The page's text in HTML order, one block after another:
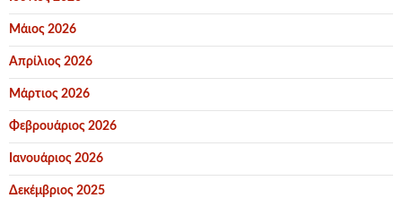
Μάιος 2026
Απρίλιος 2026
Μάρτιος 2026
Φεβρουάριος 2026
Ιανουάριος 2026
Δεκέμβριος 2025